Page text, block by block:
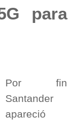
para
Por fin
Santander
apareció